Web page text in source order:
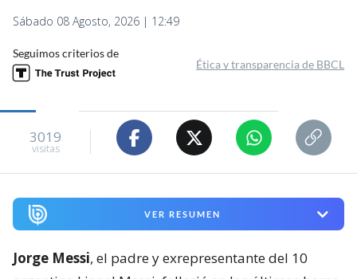
Sábado 08 Agosto, 2026 | 12:49
Seguimos criterios de
Ética y transparencia de BBCL
3019
visitas
VER RESUMEN
Jorge Messi, el padre y exrepresentante del 10